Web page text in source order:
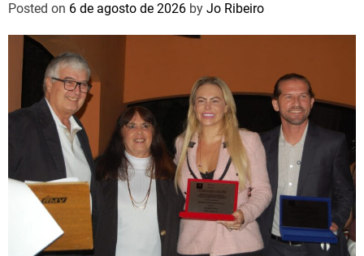
Posted on 6 de agosto de 2026 by Jo Ribeiro